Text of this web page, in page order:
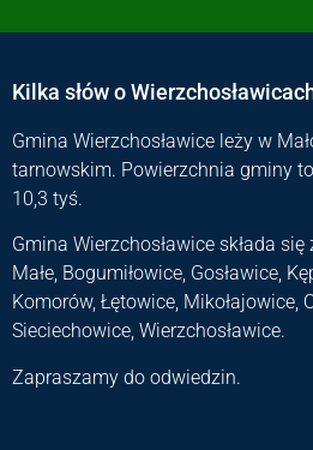
Kilka słów o
Gmina Wierzchosławice leży w
tarnowskim. Powierzchnia gminy
10,3 tyś.
Gmina Wierzchosławice składa
Małe, Bogumiłowice, Gosławice,
Komorów, Łętowice, Mikołajowice,
Sieciechowice, Wierzchosławice.
Zapraszamy do odwiedzin.